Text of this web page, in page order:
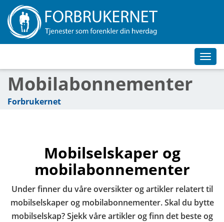
Mobilabonnementer
Forbrukernet
Mobilselskaper og
mobilabonnementer
Under finner du våre oversikter og artikler relatert til
mobilselskaper og mobilabonnementer. Skal du bytte
mobilselskap? Sjekk våre artikler og finn det beste og